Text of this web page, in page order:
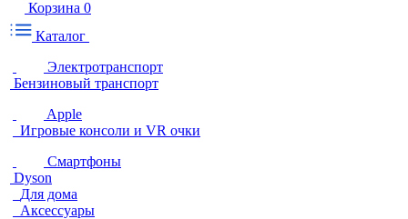
Корзина 0
Каталог
Электротранспорт
Бензиновый транспорт
Apple
Игровые консоли и VR очки
Смартфоны
Dyson
Для дома
Аксессуары